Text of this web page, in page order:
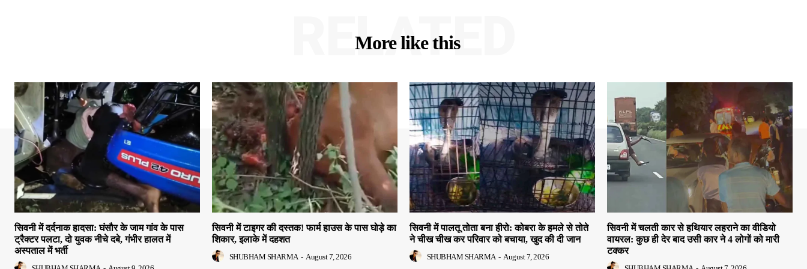
More like this
RELATED
सिवनी में दर्दनाक हादसा: घंसौर के जाम गांव के पास
ट्रैक्टर पलटा, दो युवक नीचे दबे, गंभीर हालत में
अस्पताल में भर्ती
सिवनी में टाइगर की दस्तक! फार्म हाउस के पास घोड़े का
शिकार, इलाके में दहशत
SHUBHAM SHARMA - August 7, 2026
सिवनी में पालतू तोता बना हीरो: कोबरा के हमले से तोते
ने चीख चीख कर परिवार को बचाया, खुद की दी जान
SHUBHAM SHARMA - August 7, 2026
सिवनी में चलती कार से हथियार लहराने का वीडियो
वायरल: कुछ ही देर बाद उसी कार ने 4 लोगों को मारी
टक्कर